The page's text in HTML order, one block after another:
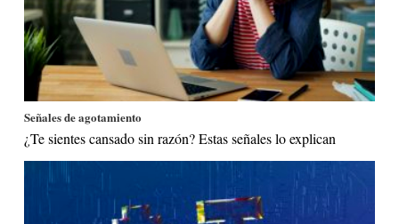
Señales de agotamiento
¿Te sientes cansado sin razón? Estas señales lo explican